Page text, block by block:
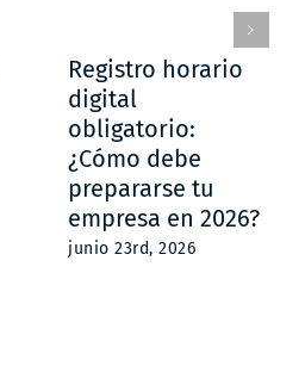
Registro horario
digital
obligatorio:
¿Cómo debe
prepararse tu
empresa en 2026?
junio 23rd, 2026